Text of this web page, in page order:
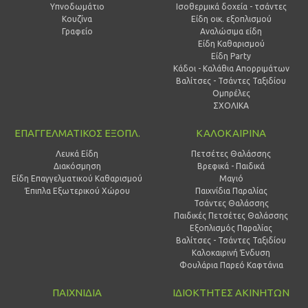
Υπνοδωμάτιο
Κουζίνα
Γραφείο
Ισοθερμικά δοχεία - τσάντες
Είδη οικ. εξοπλισμού
Αναλώσιμα είδη
Είδη Καθαρισμού
Είδη Party
Κάδοι - Καλάθια Απορριμάτων
Βαλίτσες - Τσάντες Ταξιδίου
Ομπρέλες
ΣΧΟΛΙΚΑ
ΕΠΑΓΓΕΛΜΑΤΙΚΟΣ ΕΞΟΠΛ.
Λευκά Είδη
Διακόσμηση
Είδη Επαγγελματικού Καθαρισμού
Έπιπλα Εξωτερικού Χώρου
ΚΑΛΟΚΑΙΡΙΝΑ
Πετσέτες Θαλάσσης
Βρεφικά - Παιδικά
Μαγιό
Παιχνίδια Παραλίας
Τσάντες Θαλάσσης
Παιδικές Πετσέτες Θαλάσσης
Εξοπλισμός Παραλίας
Βαλίτσες - Τσάντες Ταξιδίου
Καλοκαιρινή Ένδυση
Φουλάρια Παρεό Καφτάνια
ΠΑΙΧΝΙΔΙΑ ΙΔΙΟΚΤΗΤΕΣ ΑΚΙΝΗΤΩΝ